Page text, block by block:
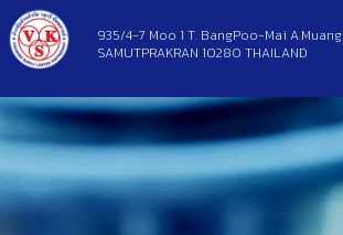
935/4-7 Moo 1 T. BangPoo-Mai A.Muang
SAMUTPRAKRAN 10280 THAILAND